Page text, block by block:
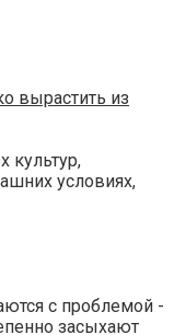
вырастить из
культур,
условиях,
с проблемой -
засыхают